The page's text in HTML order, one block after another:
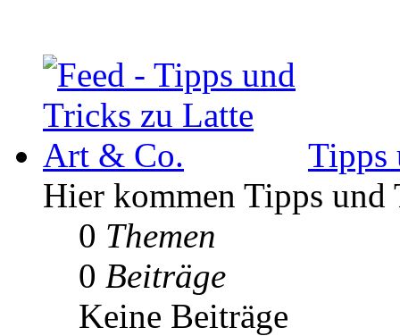
Tipps
Hier kommen Tipps
0 Themen
0 Beiträge
Keine Beiträge